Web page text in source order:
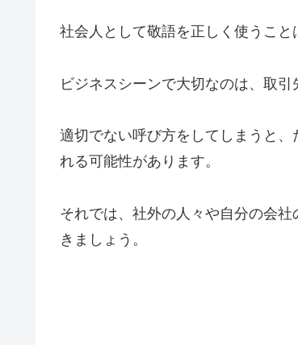
社会人として敬語を正しく使うこと
ビジネスシーンで大切なのは、取
適切でない呼び方をしてしまうと
れる可能性があります。
それでは、社外の人々や自分の会
きましょう。